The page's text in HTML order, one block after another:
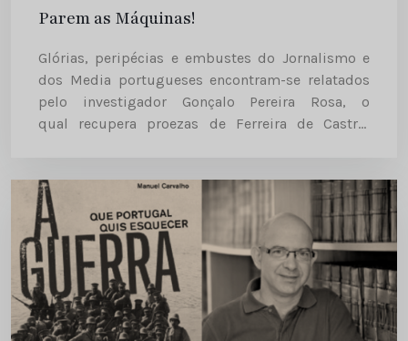
Parem as Máquinas!
Glórias, peripécias e embustes do Jornalismo e
dos Media portugueses encontram-se relatados
pelo investigador Gonçalo Pereira Rosa, o
qual recupera proezas de Ferreira de Castro,
e muitos outros «Parem as Máquinas!», de
Gonçalo Pereira Rosa, passa...